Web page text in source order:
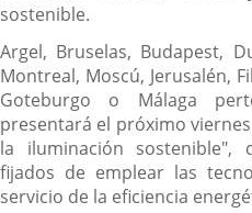
sostenible.
Argel, Bruselas, Budapest,
Montreal, Moscú, Jerusalén,
Goteburgo o Málaga
presentará el próximo
la iluminación sostenible",
fijados de emplear las
servicio de la eficiencia